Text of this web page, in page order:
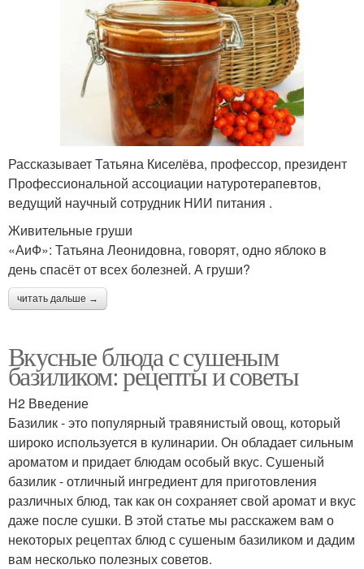
Рассказывает Татьяна Киселёва, профессор, президент
Профессиональной ассоциации натуротерапевтов,
ведущий научный сотрудник НИИ питания .
Живительные груши
«АиФ»: Татьяна Леонидовна, говорят, одно яблоко в
день спасёт от всех болезней. А груши?
читать дальше →
Вкусные блюда с сушеным
базиликом: рецепты и советы
H2 Введение
Базилик - это популярный травянистый овощ, который
широко используется в кулинарии. Он обладает сильным
ароматом и придает блюдам особый вкус. Сушеный
базилик - отличный ингредиент для приготовления
различных блюд, так как он сохраняет свой аромат и вкус
даже после сушки. В этой статье мы расскажем вам о
некоторых рецептах блюд с сушеным базиликом и дадим
вам несколько полезных советов.